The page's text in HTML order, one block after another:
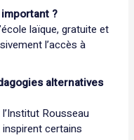
?
laïque, gratuite et
l’accès à
alternatives
Rousseau
certains